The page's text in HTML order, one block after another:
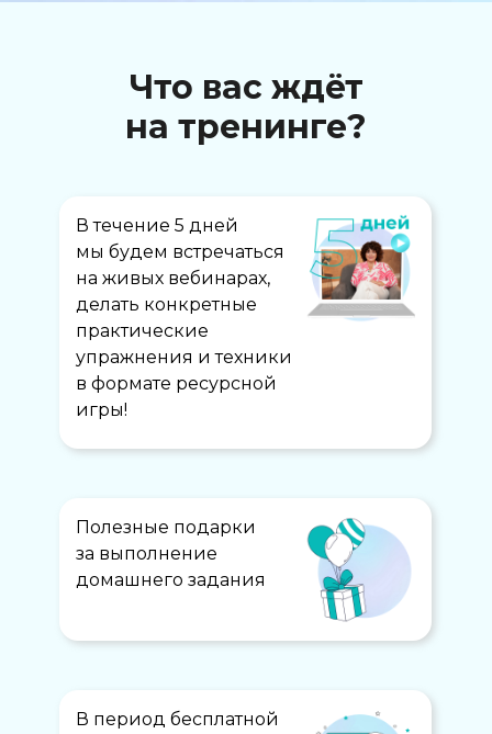
Что вас ждёт
на тренинге?
В период бесплатной
В течение 5 дней
мы будем встречаться
на живых вебинарах,
делать конкретные
практические
упражнения и техники
в формате ресурсной
игры!
Полезные подарки
за выполнение
домашнего задания